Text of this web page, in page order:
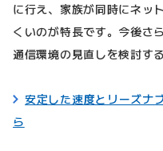
に行え、家族が同時にネッ
くいのが特長です。今後さ
通信環境の見直しを検討す
安定した速度とリーズナ
ら